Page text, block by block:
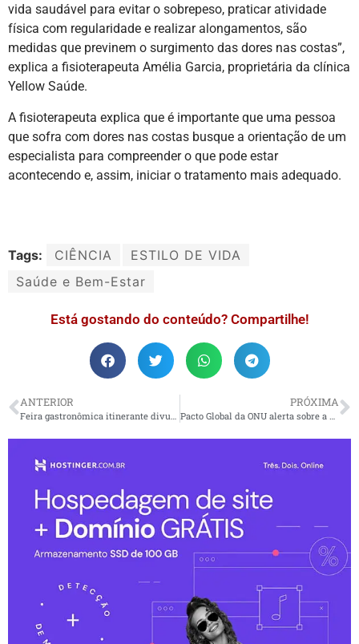
vida saudável para evitar o sobrepeso, praticar atividade
física com regularidade e realizar alongamentos, são
medidas que previnem o surgimento das dores nas costas”,
explica a fisioterapeuta Amélia Garcia, proprietária da clínica
Yellow Saúde.
A fisioterapeuta explica que é importante que uma pessoa
que sofra com dores nas costas busque a orientação de um
especialista para compreender o que pode estar
acontecendo e, assim, iniciar o tratamento mais adequado.
Tags: CIÊNCIA
ESTILO DE VIDA
Saúde e Bem-Estar
Está gostando do conteúdo? Compartilhe!
ANTERIOR PRÓXIMA